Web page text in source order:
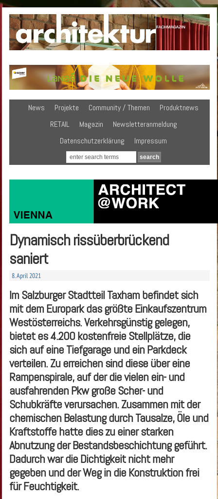
News Projekte Community / Themen
Produktnews
RETAIL
Magazin
Newsletteranmeldung
Datenschutzerklärung
Impressum
Dynamisch rissüberbrückend
saniert
8. April 2021
Im Salzburger Stadtteil Taxham befindet sich
mit dem Europark das größte Einkaufszentrum
Westösterreichs. Verkehrsgünstig gelegen,
bietet es 4.200 kostenfreie Stellplätze, die
sich auf eine Tiefgarage und ein Parkdeck
verteilen. Zu erreichen sind diese über eine
Rampenspirale, auf der die vielen ein- und
ausfahrenden Pkw große Scher- und
Schubkräfte verursachen. Zusammen mit der
chemischen Belastung durch Tausalze, Öle und
Kraftstoffe hatte dies zu einer starken
Abnutzung der Bestandsbeschichtung geführt.
Dadurch war die Dichtigkeit nicht mehr
gegeben und der Weg in die Konstruktion frei
für Feuchtigkeit.